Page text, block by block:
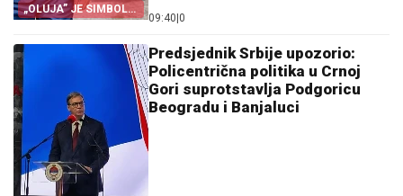
„OLUJA” JE SIMBOL
PROGONA
09:40 0
Predsjednik Srbije upozorio:
Policentrična politika u Crnoj
Gori suprotstavlja Podgoricu
Beogradu i Banjaluci